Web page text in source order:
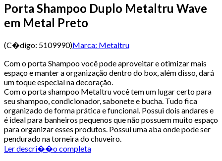
Porta Shampoo Duplo Metaltru Wave
em Metal Preto
(C�digo: 5109990)Marca: Metaltru
Com o porta Shampoo você pode aproveitar e otimizar mais
espaço e manter a organização dentro do box, além disso, dará
um toque especial na decoração.
Com o porta shampoo Metaltru você tem um lugar certo para
seu shampoo, condicionador, sabonete e bucha. Tudo fica
organizado de forma prática e funcional. Possui dois andares e
é ideal para banheiros pequenos que não possuem muito espaço
para organizar esses produtos. Possui uma aba onde pode ser
pendurado na torneira do chuveiro.
Ler descri��o completa